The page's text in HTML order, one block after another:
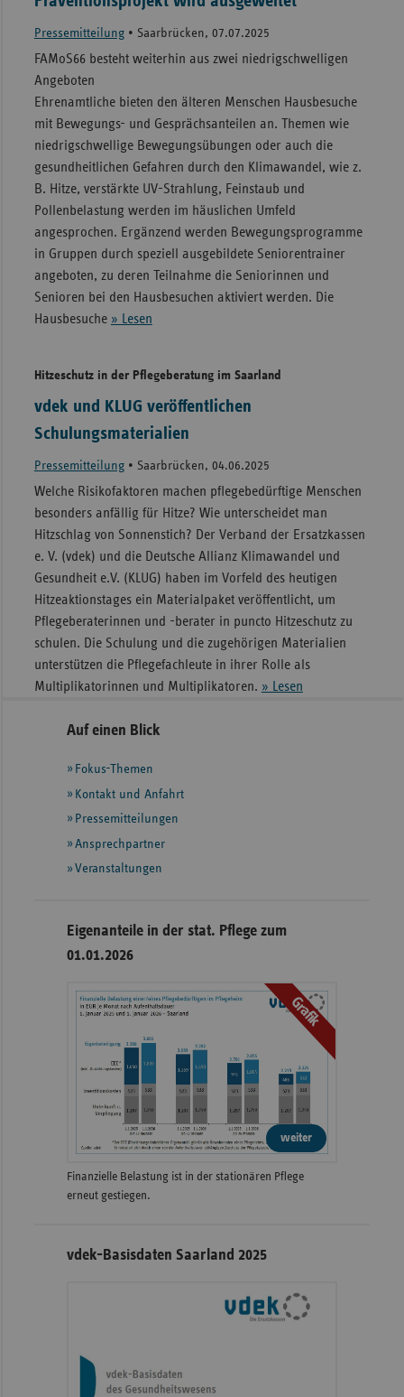
Pressemitteilung• Saarbrücken, 07.07.2025
FAMoS66 besteht weiterhin aus zwei niedrigschwelligen
Angeboten
Ehrenamtliche bieten den älteren Menschen Hausbesuche
mit Bewegungs- und Gesprächsanteilen an. Themen wie
niedrigschwellige Bewegungsübungen oder auch die
gesundheitlichen Gefahren durch den Klimawandel, wie z.
B. Hitze, verstärkte UV-Strahlung, Feinstaub und
Pollenbelastung werden im häuslichen Umfeld
angesprochen. Ergänzend werden Bewegungsprogramme
in Gruppen durch speziell ausgebildete Seniorentrainer
angeboten, zu deren Teilnahme die Seniorinnen und
Senioren bei den Hausbesuchen aktiviert werden. Die
Hausbesuche » Lesen
Hitzeschutz in der Pflegeberatung im Saarland
vdek und KLUG veröffentlichen
Schulungsmaterialien
Pressemitteilung• Saarbrücken, 04.06.2025
Welche Risikofaktoren machen pflegebedürftige Menschen
besonders anfällig für Hitze? Wie unterscheidet man
Hitzschlag von Sonnenstich? Der Verband der Ersatzkassen
e. V. (vdek) und die Deutsche Allianz Klimawandel und
Gesundheit e.V. (KLUG) haben im Vorfeld des heutigen
Hitzeaktionstages ein Materialpaket veröffentlicht, um
Pflegeberaterinnen und -berater in puncto Hitzeschutz zu
schulen. Die Schulung und die zugehörigen Materialien
unterstützen die Pflegefachleute in ihrer Rolle als
Multiplikatorinnen und Multiplikatoren. » Lesen
Seitennavigation
Seitenleiste
weiteren
Informationen
Auf einen Blick
Fokus-Themen
Kontakt und Anfahrt
Pressemitteilungen
Ansprechpartner
Veranstaltungen
Eigenanteile in der stat. Pflege zum
01.01.2026
Grafik
weiter
Finanzielle Belastung ist in der stationären Pflege
erneut gestiegen.
vdek-Basisdaten Saarland 2025